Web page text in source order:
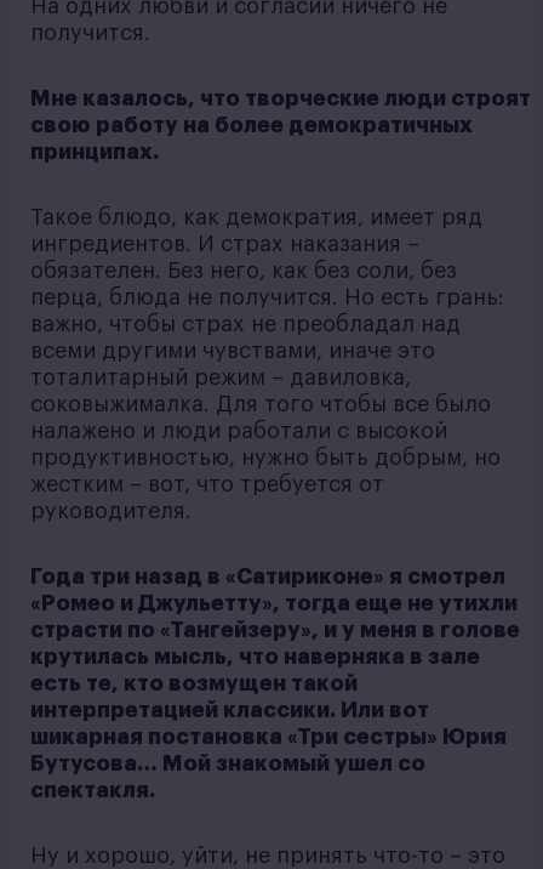
На одних любви и согласии ничего не
получится.
Мне казалось, что творческие люди строят
свою работу на более демократичных
принципах.
Такое блюдо, как демократия, имеет ряд
ингредиентов. И страх наказания –
обязателен. Без него, как без соли, без
перца, блюда не получится. Но есть грань:
важно, чтобы страх не преобладал над
всеми другими чувствами, иначе это
тоталитарный режим – давиловка,
соковыжималка. Для того чтобы все было
налажено и люди работали с высокой
продуктивностью, нужно быть добрым, но
жестким – вот, что требуется от
руководителя.
Года три назад в «Сатириконе» я смотрел
«Ромео и Джульетту», тогда еще не утихли
страсти по «Тангейзеру», и у меня в голове
крутилась мысль, что наверняка в зале
есть те, кто возмущен такой
интерпретацией классики. Или вот
шикарная постановка «Три сестры» Юрия
Бутусова… Мой знакомый ушел со
спектакля.
Ну и хорошо, уйти, не принять что-то – это